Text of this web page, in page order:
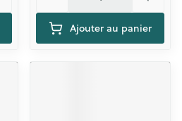
Ajouter au panier